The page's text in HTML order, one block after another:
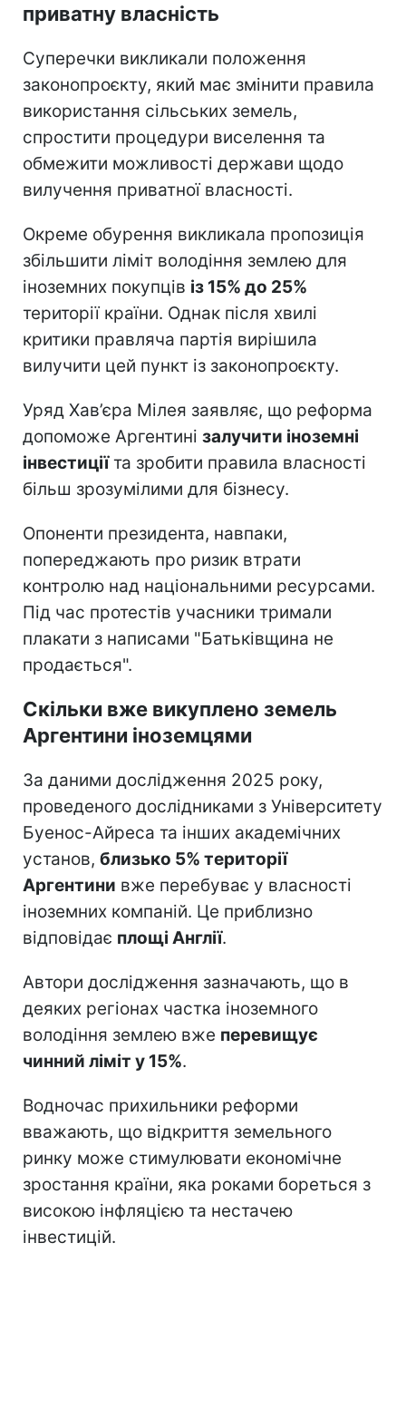
приватну власність
Суперечки викликали положення
законопроєкту, який має змінити правила
використання сільських земель,
спростити процедури виселення та
обмежити можливості держави щодо
вилучення приватної власності.
Окреме обурення викликала пропозиція
збільшити ліміт володіння землею для
іноземних покупців із 15% до 25%
території країни. Однак після хвилі
критики правляча партія вирішила
вилучити цей пункт із законопроєкту.
Уряд Хав’єра Мілея заявляє, що реформа
допоможе Аргентині залучити іноземні
інвестиціїта зробити правила власності
більш зрозумілими для бізнесу.
Опоненти президента, навпаки,
попереджають про ризик втрати
контролю над національними ресурсами.
Під час протестів учасники тримали
плакати з написами "Батьківщина не
продається".
Скільки вже викуплено земель
Аргентини іноземцями
За даними дослідження 2025 року,
проведеного дослідниками з Університету
Буенос-Айреса та інших академічних
установ, близько 5% території
Аргентини вже перебуває у власності
іноземних компаній. Це приблизно
відповідає площі Англії.
Автори дослідження зазначають, що в
деяких регіонах частка іноземного
володіння землею вже перевищує
чинний ліміт у 15%.
Водночас прихильники реформи
вважають, що відкриття земельного
ринку може стимулювати економічне
зростання країни, яка роками бореться з
високою інфляцією та нестачею
інвестицій.